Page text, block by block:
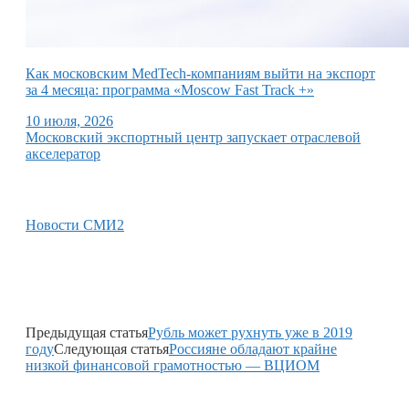
Как московским MedTech-компаниям выйти на экспорт
за 4 месяца: программа «Moscow Fast Track +»
10 июля, 2026
Московский экспортный центр запускает отраслевой
акселератор
Новости СМИ2
Предыдущая статьяРубль может рухнуть уже в 2019
годуСледующая статьяРоссияне обладают крайне
низкой финансовой грамотностью — ВЦИОМ